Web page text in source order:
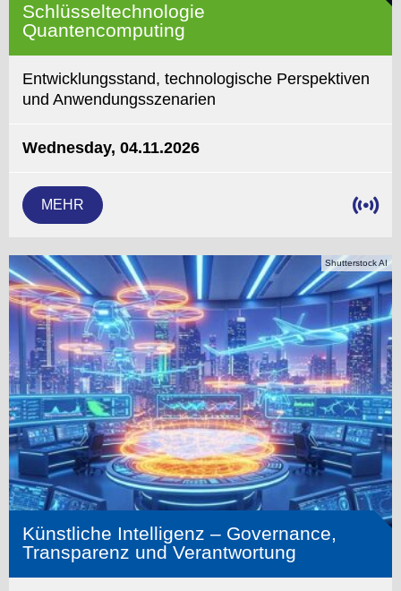
Schlüsseltechnologie
Quantencomputing
Entwicklungsstand, technologische Perspektiven
und Anwendungsszenarien
Wednesday, 04.11.2026
MEHR
Shutterstock AI
Künstliche Intelligenz – Governance,
Transparenz und Verantwortung